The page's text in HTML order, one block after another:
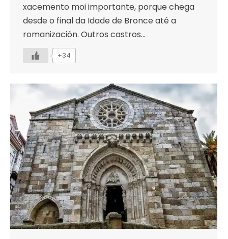
xacemento moi importante, porque chega
desde o final da Idade de Bronce até a
romanización. Outros castros…
+34